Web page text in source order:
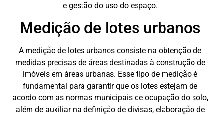
e gestão do uso do espaço.
Medição de lotes urbanos
A medição de lotes urbanos consiste na obtenção de
medidas precisas de áreas destinadas à construção de
imóveis em áreas urbanas. Esse tipo de medição é
fundamental para garantir que os lotes estejam de
acordo com as normas municipais de ocupação do solo,
além de auxiliar na definição de divisas, elaboração de